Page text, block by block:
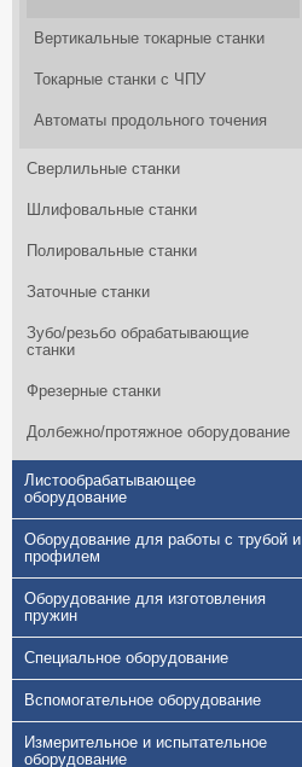
Вертикальные токарные станки
Токарные станки с ЧПУ
Автоматы продольного точения
Сверлильные станки
Шлифовальные станки
Полировальные станки
Заточные станки
Зубо/резьбо обрабатывающие
станки
Фрезерные станки
Долбежно/протяжное оборудование
Листообрабатывающее
оборудование
Оборудование для работы с трубой и
профилем
Оборудование для изготовления
пружин
Специальное оборудование
Вспомогательное оборудование
Измерительное и испытательное
оборудование